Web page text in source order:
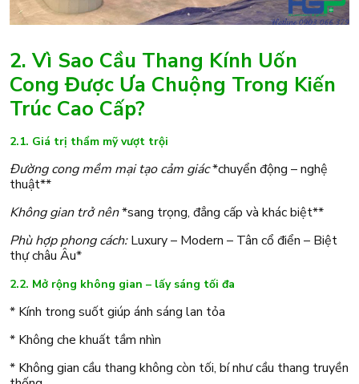
2. Vì Sao Cầu Thang Kính Uốn
Cong Được Ưa Chuộng Trong Kiến
Trúc Cao Cấp?
2.1. Giá trị thẩm mỹ vượt trội
Đường cong mềm mại tạo cảm giác*chuyển động – nghệ
thuật**
Không gian trở nên*sang trọng, đẳng cấp và khác biệt**
Phù hợp phong cách:Luxury – Modern – Tân cổ điển – Biệt
thự châu Âu*
2.2. Mở rộng không gian – lấy sáng tối đa
* Kính trong suốt giúp ánh sáng lan tỏa
* Không che khuất tầm nhìn
* Không gian cầu thang không còn tối, bí như cầu thang truyền